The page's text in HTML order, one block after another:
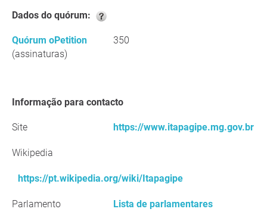
Dados do quórum:
Quórum oPetition
(assinaturas)
350
Informação para contacto
Site https://www.itapagipe.mg.gov.br
Wikipedia
https://pt.wikipedia.org/wiki/Itapagipe
Parlamento Lista de parlamentares